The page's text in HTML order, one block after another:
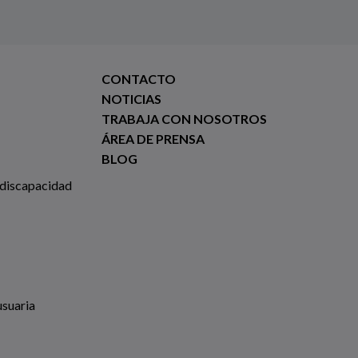
CONTACTO
NOTICIAS
TRABAJA CON NOSOTROS
ÁREA DE PRENSA
BLOG